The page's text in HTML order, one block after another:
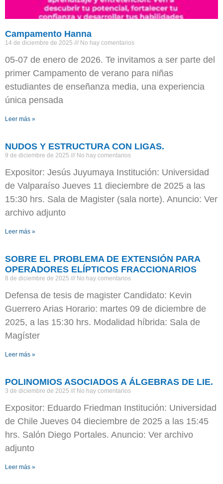
Campamento Hanna
14 de diciembre de 2025 No hay comentarios
05-07 de enero de 2026. Te invitamos a ser parte del
primer Campamento de verano para niñas
estudiantes de enseñanza media, una experiencia
única pensada
Leer más »
NUDOS Y ESTRUCTURA CON LIGAS.
9 de diciembre de 2025 No hay comentarios
Expositor: Jesús Juyumaya Institución: Universidad
de Valparaíso Jueves 11 dieciembre de 2025 a las
15:30 hrs. Sala de Magister (sala norte). Anuncio: Ver
archivo adjunto
Leer más »
SOBRE EL PROBLEMA DE EXTENSIÓN PARA
OPERADORES ELÍPTICOS FRACCIONARIOS
8 de diciembre de 2025 No hay comentarios
Defensa de tesis de magister Candidato: Kevin
Guerrero Arias Horario: martes 09 de diciembre de
2025, a las 15:30 hrs. Modalidad híbrida: Sala de
Magíster
Leer más »
POLINOMIOS ASOCIADOS A ÁLGEBRAS DE LIE.
3 de diciembre de 2025 No hay comentarios
Expositor: Eduardo Friedman Institución: Universidad
de Chile Jueves 04 dieciembre de 2025 a las 15:45
hrs. Salón Diego Portales. Anuncio: Ver archivo
adjunto
Leer más »